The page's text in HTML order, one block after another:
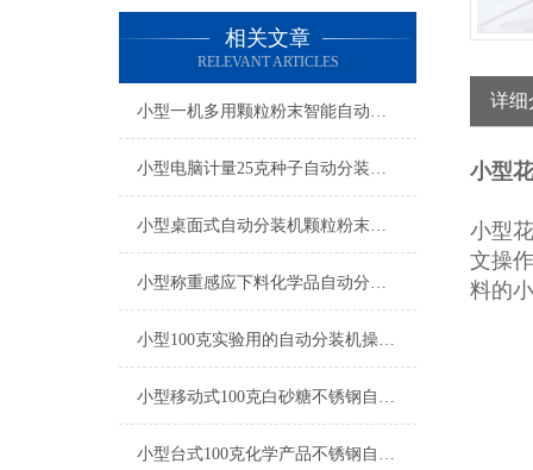
相关文章
RELEVANT ARTICLES
小型一机多用颗粒粉末智能自动分装机厂家
小型电脑计量25克种子自动分装机操作简单
小型桌面式自动分装机颗粒粉末都可做
小型称重感应下料化学品自动分装机产品简介
小型100克实验用的自动分装机操作简单
小型移动式100克白砂糖不锈钢自动分装机厂家
小型台式100克化学产品不锈钢自动分装机厂家
详细
小型
小型
文操
料的